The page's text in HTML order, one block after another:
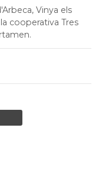
Vinya els
cooperativa Tres